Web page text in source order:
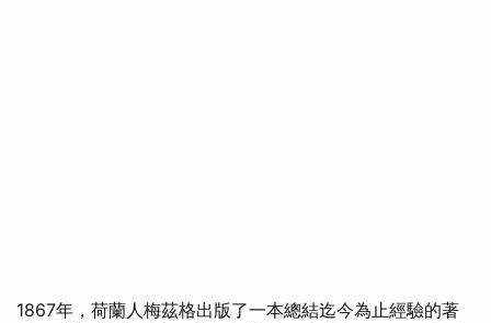
1867年，荷蘭人梅茲格出版了一本總結迄今為止經驗的著